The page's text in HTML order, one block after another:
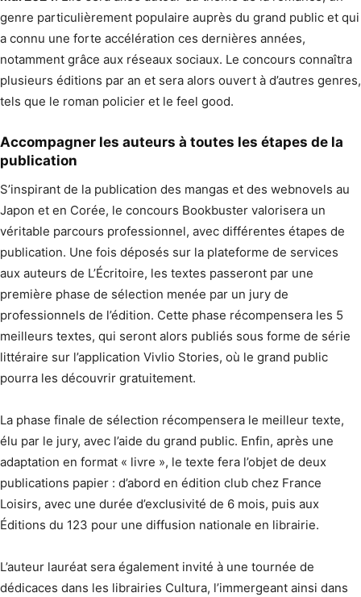
genre particulièrement populaire auprès du grand public et qui
a connu une forte accélération ces dernières années,
notamment grâce aux réseaux sociaux. Le concours connaîtra
plusieurs éditions par an et sera alors ouvert à d’autres genres,
tels que le roman policier et le feel good.
Accompagner les auteurs à toutes les étapes de la
publication
S’inspirant de la publication des mangas et des webnovels au
Japon et en Corée, le concours Bookbuster valorisera un
véritable parcours professionnel, avec différentes étapes de
publication. Une fois déposés sur la plateforme de services
aux auteurs de L’Écritoire, les textes passeront par une
première phase de sélection menée par un jury de
professionnels de l’édition. Cette phase récompensera les 5
meilleurs textes, qui seront alors publiés sous forme de série
littéraire sur l’application Vivlio Stories, où le grand public
pourra les découvrir gratuitement.
La phase finale de sélection récompensera le meilleur texte,
élu par le jury, avec l’aide du grand public. Enfin, après une
adaptation en format « livre », le texte fera l’objet de deux
publications papier : d’abord en édition club chez France
Loisirs, avec une durée d’exclusivité de 6 mois, puis aux
Éditions du 123 pour une diffusion nationale en librairie.
L’auteur lauréat sera également invité à une tournée de
dédicaces dans les librairies Cultura, l’immergeant ainsi dans